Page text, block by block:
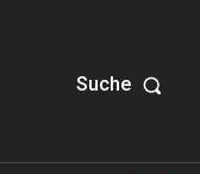
Suche